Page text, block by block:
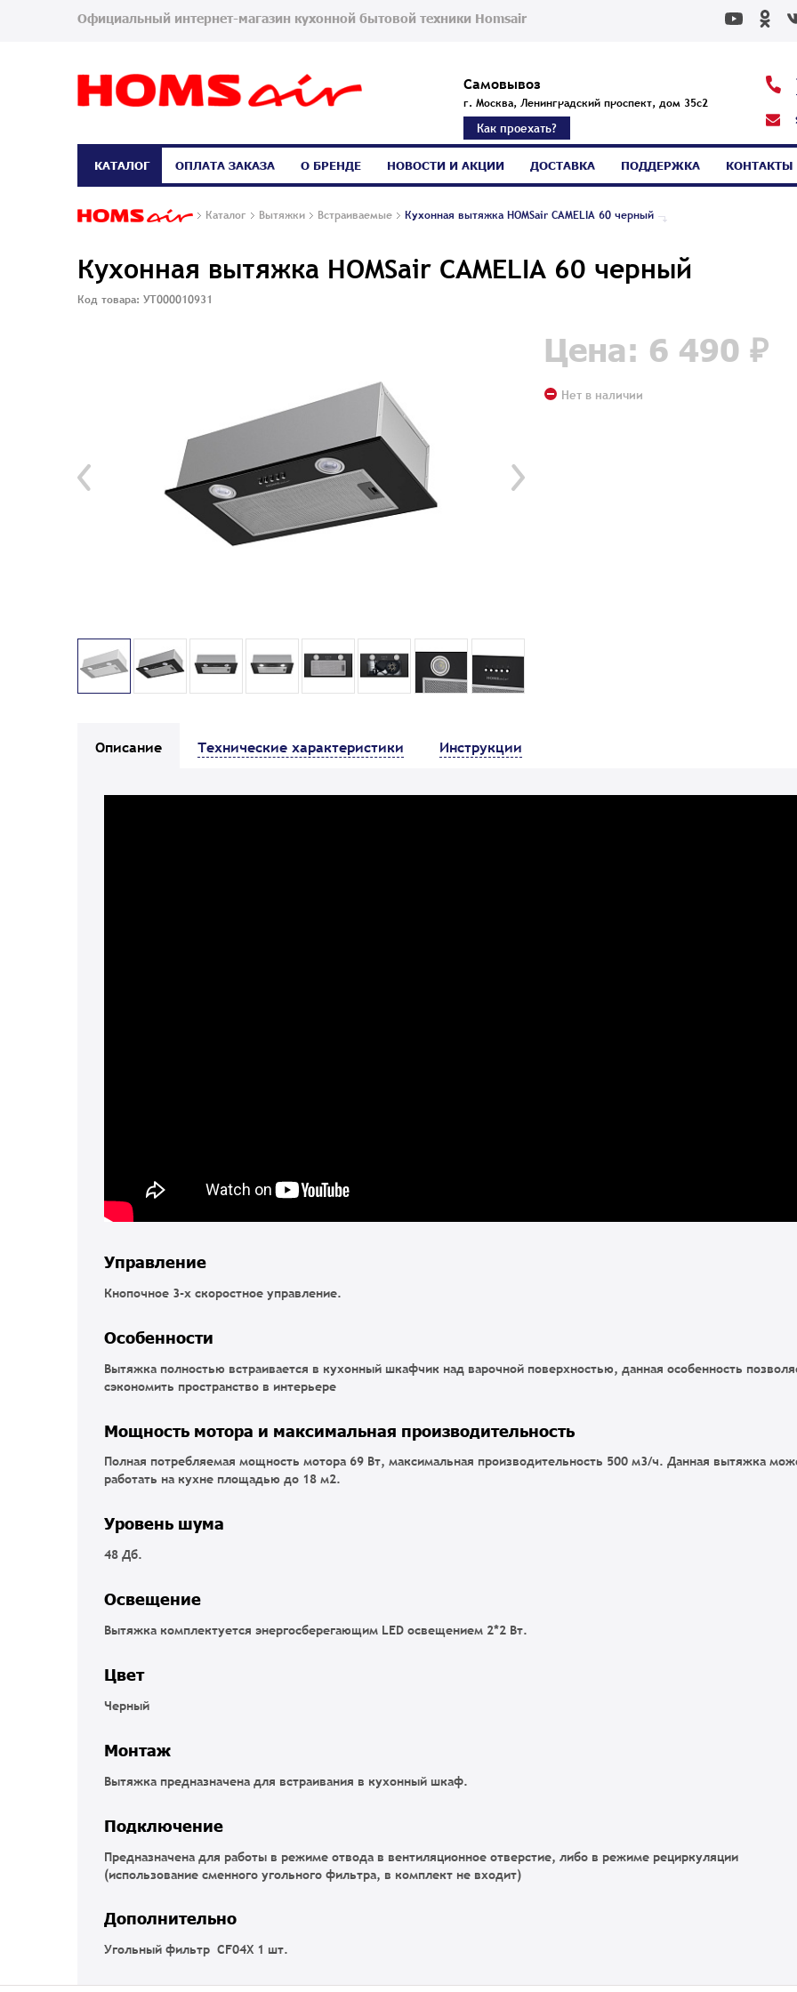
Официальный интернет-магазин кухонной бытовой техники Homsair
Самовывоз
г. Москва, Ленинградский проспект, дом 35с2
Как проехать?
Каталог Вытяжки Встраиваемые Кухонная вытяжка HOMSair CAMELIA 60 черный
Кухонная вытяжка HOMSair CAMELIA 60 черный
Код товара: УТ000010931
Цена: 6 490 ₽
Нет в наличии
Описание Технические характеристики Инструкции
Управление
Кнопочное 3-х скоростное управление.
Особенности
Вытяжка полностью встраивается в кухонный шкафчик над варочной поверхностью, данная особенность
сэкономить пространство в интерьере
Мощность мотора и максимальная производительность
Полная потребляемая мощность мотора 69 Вт, максимальная производительность 500 м3/ч. Данная вытяжка
работать на кухне площадью до 18 м2.
Уровень шума
48 Дб.
Освещение
Вытяжка комплектуется энергосберегающим LED освещением 2*2 Вт.
Цвет
Черный
Монтаж
Вытяжка предназначена для встраивания в кухонный шкаф.
Подключение
Предназначена для работы в режиме отвода в вентиляционное отверстие, либо в режиме рециркуляции
(использование сменного угольного фильтра, в комплект не входит)
Дополнительно
Угольный фильтр CF04X 1 шт.
КАТАЛОГ ОПЛАТА ЗАКАЗА О БРЕНДЕ НОВОСТИ И АКЦИИ ДОСТАВКА ПОДДЕРЖКА КОНТАКТЫ